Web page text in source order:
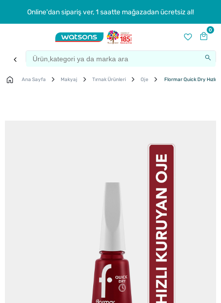
Online'dan sipariş ver, 1 saatte mağazadan ücretsiz al!
0
Ana Sayfa Makyaj Tırnak Ürünleri Oje Flormar Quick Dry Hızlı